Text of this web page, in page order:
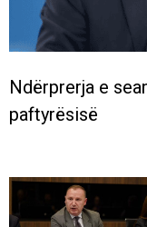
Ndërprerja e
paftyrësisë